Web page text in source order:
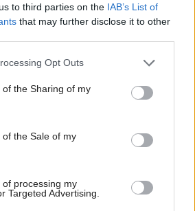
to third parties on the IAB’s List of
that may further disclose it to other
app uses one or more Google
or usage behaviour. You may click to
to Google and its third-party tags to
specified purposes in below Google
Opt Outs
the Sharing of my
the Sale of my
processing my
Targeted Advertising.
koša silný zápach?